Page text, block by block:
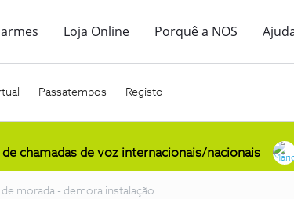
Loja Online Porquê a NOS
Passatempos Registo
chamadas de voz internacionais/nacionais
de morada - demora instalação